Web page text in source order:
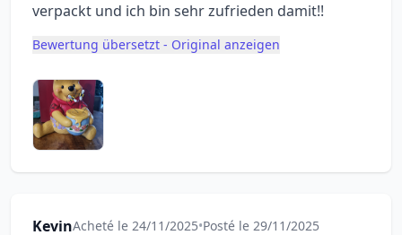
verpackt und ich bin sehr zufrieden damit!!
Bewertung übersetzt - Original anzeigen
KevinAcheté le 24/11/2025•Posté le 29/11/2025